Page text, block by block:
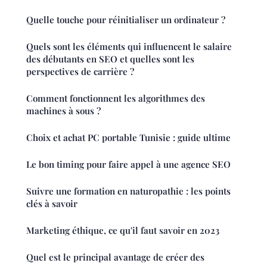
Quelle touche pour réinitialiser un ordinateur ?
Quels sont les éléments qui influencent le salaire
des débutants en SEO et quelles sont les
perspectives de carrière ?
Comment fonctionnent les algorithmes des
machines à sous ?
Choix et achat PC portable Tunisie : guide ultime
Le bon timing pour faire appel à une agence SEO
Suivre une formation en naturopathie : les points
clés à savoir
Marketing éthique, ce qu'il faut savoir en 2023
Quel est le principal avantage de créer des